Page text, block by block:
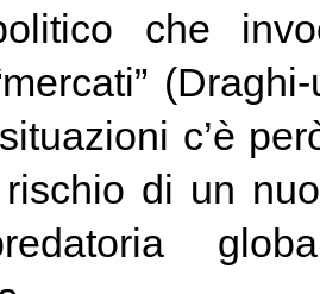
che
c’è
di un